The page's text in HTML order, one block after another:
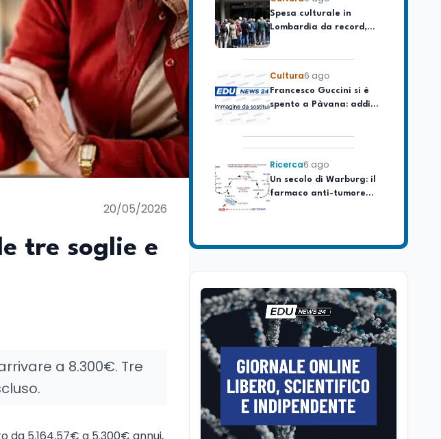
20/05/2026
tre soglie e
a 8.300€. Tre
Lombardia da record,
ma la voragine Nord-
Francesco Guccini si è
spento a Pàvana: addio
al Maestrone
Un secolo di Warburg: il
farmaco anti-tumore
che accende la glicolisi
reattori spenti
Scuola6 ago
Posizioni economiche
ATA: la matematica
degli arretrati fino a
Cultura6 ago
Spesa culturale in
Lombardia da record,
Sud triplica